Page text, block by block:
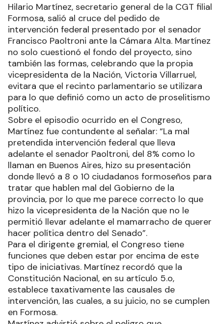
Hilario Martínez, secretario general de la CGT filial
Formosa, salió al cruce del pedido de
intervención federal presentado por el senador
Francisco Paoltroni ante la Cámara Alta. Martínez
no solo cuestionó el fondo del proyecto, sino
también las formas, celebrando que la propia
vicepresidenta de la Nación, Victoria Villarruel,
evitara que el recinto parlamentario se utilizara
para lo que definió como un acto de proselitismo
político.
Sobre el episodio ocurrido en el Congreso,
Martínez fue contundente al señalar: “La mal
pretendida intervención federal que lleva
adelante el senador Paoltroni, del 8% como lo
llaman en Buenos Aires, hizo su presentación
donde llevó a 8 o 10 ciudadanos formoseños para
tratar que hablen mal del Gobierno de la
provincia, por lo que me parece correcto lo que
hizo la vicepresidenta de la Nación que no le
permitió llevar adelante el mamarracho de querer
hacer política dentro del Senado”.
Para el dirigente gremial, el Congreso tiene
funciones que deben estar por encima de este
tipo de iniciativas. Martínez recordó que la
Constitución Nacional, en su artículo 5.o,
establece taxativamente las causales de
intervención, las cuales, a su juicio, no se cumplen
en Formosa.